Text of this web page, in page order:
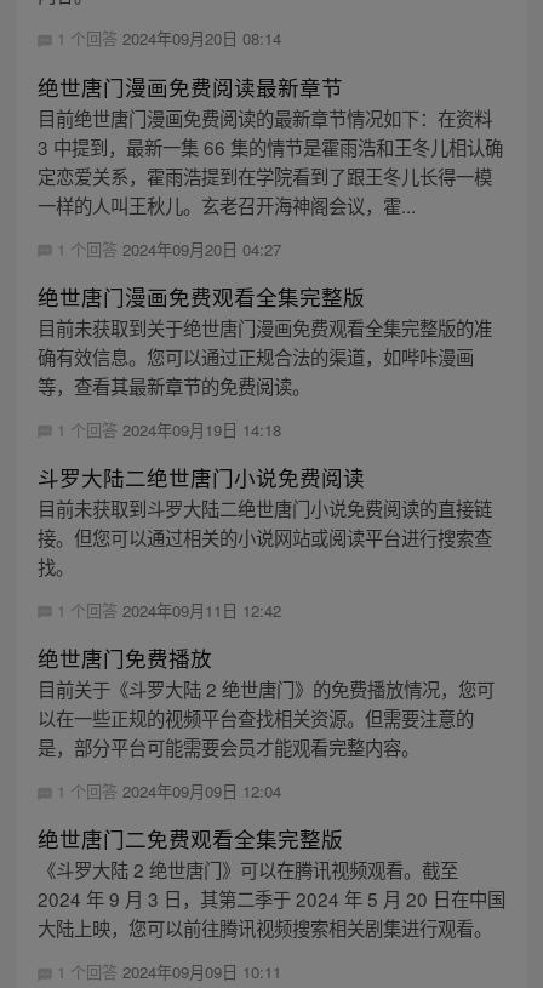
1 个回答 2024年09月20日 08:14
绝世唐门漫画免费阅读最新章节
目前绝世唐门漫画免费阅读的最新章节情况如下：在资料
3 中提到，最新一集 66 集的情节是霍雨浩和王冬儿相认确
定恋爱关系，霍雨浩提到在学院看到了跟王冬儿长得一模
一样的人叫王秋儿。玄老召开海神阁会议，霍...
1 个回答 2024年09月20日 04:27
绝世唐门漫画免费观看全集完整版
目前未获取到关于绝世唐门漫画免费观看全集完整版的准
确有效信息。您可以通过正规合法的渠道，如哔咔漫画
等，查看其最新章节的免费阅读。
1 个回答 2024年09月19日 14:18
斗罗大陆二绝世唐门小说免费阅读
目前未获取到斗罗大陆二绝世唐门小说免费阅读的直接链
接。但您可以通过相关的小说网站或阅读平台进行搜索查
找。
1 个回答 2024年09月11日 12:42
绝世唐门免费播放
目前关于《斗罗大陆 2 绝世唐门》的免费播放情况，您可
以在一些正规的视频平台查找相关资源。但需要注意的
是，部分平台可能需要会员才能观看完整内容。
1 个回答 2024年09月09日 12:04
绝世唐门二免费观看全集完整版
《斗罗大陆 2 绝世唐门》可以在腾讯视频观看。截至
2024 年 9 月 3 日，其第二季于 2024 年 5 月 20 日在中国
大陆上映，您可以前往腾讯视频搜索相关剧集进行观看。
1 个回答 2024年09月09日 10:11